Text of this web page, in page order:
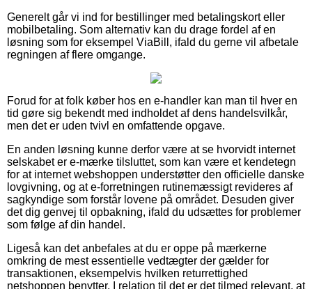
Generelt går vi ind for bestillinger med betalingskort eller
mobilbetaling. Som alternativ kan du drage fordel af en
løsning som for eksempel ViaBill, ifald du gerne vil afbetale
regningen af flere omgange.
Forud for at folk køber hos en e-handler kan man til hver en
tid gøre sig bekendt med indholdet af dens handelsvilkår,
men det er uden tvivl en omfattende opgave.
En anden løsning kunne derfor være at se hvorvidt internet
selskabet er e-mærke tilsluttet, som kan være et kendetegn
for at internet webshoppen understøtter den officielle danske
lovgivning, og at e-forretningen rutinemæssigt revideres af
sagkyndige som forstår lovene på området. Desuden giver
det dig genvej til opbakning, ifald du udsættes for problemer
som følge af din handel.
Ligeså kan det anbefales at du er oppe på mærkerne
omkring de mest essentielle vedtægter der gælder for
transaktionen, eksempelvis hvilken returrettighed
netshoppen benytter. I relation til det er det tilmed relevant, at